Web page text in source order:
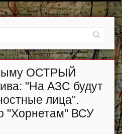
ОСТРЫЙ
"На АЗС будут
лица".
"Хорнетам" ВСУ